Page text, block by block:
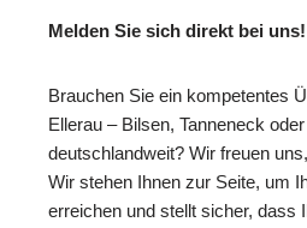
Melden Sie sich direkt bei uns!
Brauchen Sie ein kompetentes
Ellerau – Bilsen, Tanneneck
deutschlandweit? Wir freuen
Wir stehen Ihnen zur Seite, um
erreichen und stellt sicher, dass